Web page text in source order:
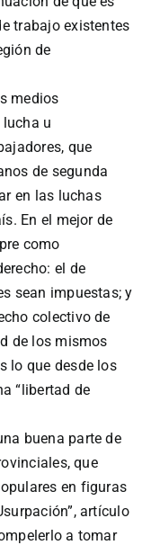
trabajo existentes
de
medios
u
que
de segunda
en las luchas
En el mejor de
como
el de
sean impuestas; y
colectivo de
de los mismos
lo que desde los
“libertad de
buena parte de
que
en figuras
artículo
a tomar